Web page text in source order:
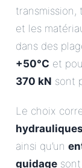
transmission,
et les
dans des
+50°C et
370 kN sont
Le choix
ainsi qu’un
guidage